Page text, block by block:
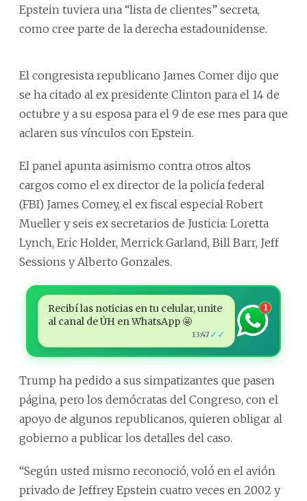
Epstein tuviera una “lista de clientes” secreta,
como cree parte de la derecha estadounidense.
El congresista republicano James Comer dijo que
se ha citado al ex presidente Clinton para el 14 de
octubre y a su esposa para el 9 de ese mes para que
aclaren sus vínculos con Epstein.
El panel apunta asimismo contra otros altos
cargos como el ex director de la policía federal
(FBI) James Comey, el ex fiscal especial Robert
Mueller y seis ex secretarios de Justicia: Loretta
Lynch, Eric Holder, Merrick Garland, Bill Barr, Jeff
Sessions y Alberto Gonzales.
Recibí las noticias en tu celular, unite
al canal de ÚH en WhatsApp 🤩
13:47 ✓✓
1
Trump ha pedido a sus simpatizantes que pasen
página, pero los demócratas del Congreso, con el
apoyo de algunos republicanos, quieren obligar al
gobierno a publicar los detalles del caso.
“Según usted mismo reconoció, voló en el avión
privado de Jeffrey Epstein cuatro veces en 2002 y